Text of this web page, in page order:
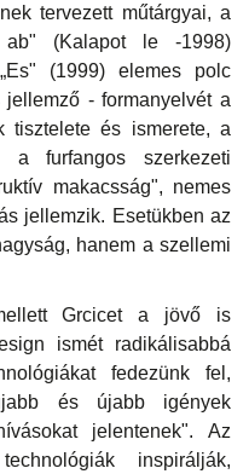
tervezett műtárgyai, a
(Kalapot le -1998)
(1999) elemes polc
- formanyelvét a
tisztelete és ismerete, a
a furfangos szerkezeti
makacsság", nemes
jellemzik. Esetükben az
hanem a szellemi
Grcicet a jövő is
ismét radikálisabbá
fedezünk fel,
és újabb igények
jelentenek". Az
inspirálják,